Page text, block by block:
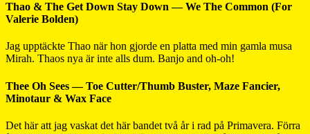
Thao & The Get Down Stay Down — We The Common (For
Valerie Bolden)
Jag upptäckte Thao när hon gjorde en platta med min gamla musa
Mirah. Thaos nya är inte alls dum. Banjo and oh-oh!
Thee Oh Sees — Toe Cutter/Thumb Buster, Maze Fancier,
Minotaur & Wax Face
Det här att jag vaskat det här bandet två år i rad på Primavera. Förra